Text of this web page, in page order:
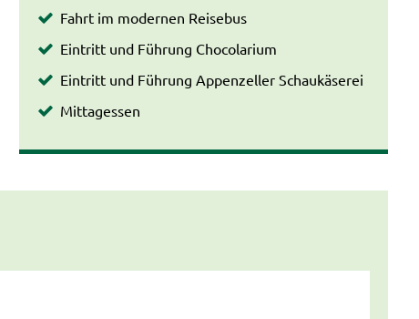
Fahrt im modernen Reisebus
Eintritt und Führung Chocolarium
Eintritt und Führung Appenzeller Schaukäserei
Mittagessen